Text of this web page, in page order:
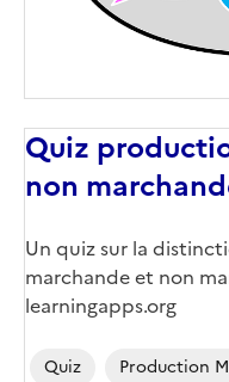
Quiz
non
Un quiz sur la
marchande et non
learningapps.org
Quiz
Production